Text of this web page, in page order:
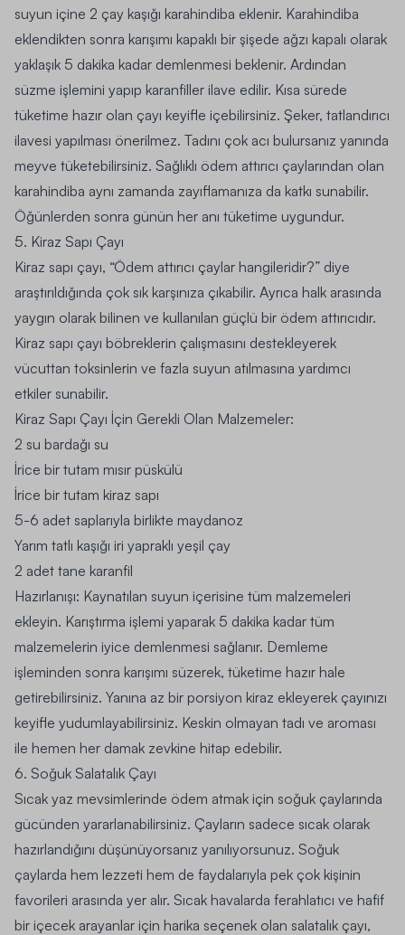
suyun içine 2 çay kaşığı karahindiba eklenir. Karahindiba
eklendikten sonra karışımı kapaklı bir şişede ağzı kapalı olarak
yaklaşık 5 dakika kadar demlenmesi beklenir. Ardından
süzme işlemini yapıp karanfiller ilave edilir. Kısa sürede
tüketime hazır olan çayı keyifle içebilirsiniz. Şeker, tatlandırıcı
ilavesi yapılması önerilmez. Tadını çok acı bulursanız yanında
meyve tüketebilirsiniz. Sağlıklı ödem attırıcı çaylarından olan
karahindiba aynı zamanda zayıflamanıza da katkı sunabilir.
Öğünlerden sonra günün her anı tüketime uygundur.
5. Kiraz Sapı Çayı
Kiraz sapı çayı, “Ödem attırıcı çaylar hangileridir?” diye
araştırıldığında çok sık karşınıza çıkabilir. Ayrıca halk arasında
yaygın olarak bilinen ve kullanılan güçlü bir ödem attırıcıdır.
Kiraz sapı çayı böbreklerin çalışmasını destekleyerek
vücuttan toksinlerin ve fazla suyun atılmasına yardımcı
etkiler sunabilir.
Kiraz Sapı Çayı İçin Gerekli Olan Malzemeler:
2 su bardağı su
İrice bir tutam mısır püskülü
İrice bir tutam kiraz sapı
5-6 adet saplarıyla birlikte maydanoz
Yarım tatlı kaşığı iri yapraklı yeşil çay
2 adet tane karanfil
Hazırlanışı: Kaynatılan suyun içerisine tüm malzemeleri
ekleyin. Karıştırma işlemi yaparak 5 dakika kadar tüm
malzemelerin iyice demlenmesi sağlanır. Demleme
işleminden sonra karışımı süzerek, tüketime hazır hale
getirebilirsiniz. Yanına az bir porsiyon kiraz ekleyerek çayınızı
keyifle yudumlayabilirsiniz. Keskin olmayan tadı ve aroması
ile hemen her damak zevkine hitap edebilir.
6. Soğuk Salatalık Çayı
Sıcak yaz mevsimlerinde ödem atmak için soğuk çaylarında
gücünden yararlanabilirsiniz. Çayların sadece sıcak olarak
hazırlandığını düşünüyorsanız yanılıyorsunuz. Soğuk
çaylarda hem lezzeti hem de faydalarıyla pek çok kişinin
favorileri arasında yer alır. Sıcak havalarda ferahlatıcı ve hafif
bir içecek arayanlar için harika seçenek olan salatalık çayı,